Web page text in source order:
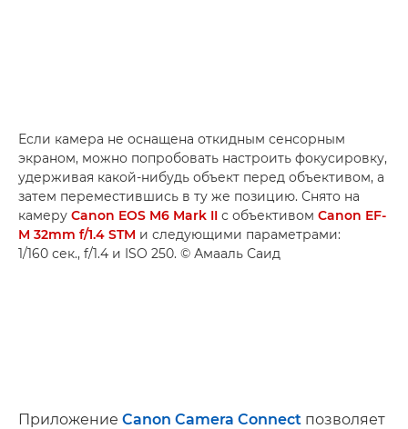
Если камера не оснащена откидным сенсорным
экраном, можно попробовать настроить фокусировку,
удерживая какой-нибудь объект перед объективом, а
затем переместившись в ту же позицию. Снято на
камеру Canon EOS M6 Mark II с объективом Canon EF-
M 32mm f/1.4 STM и следующими параметрами:
1/160 сек., f/1.4 и ISO 250. © Амааль Саид
Приложение Canon Camera Connect позволяет